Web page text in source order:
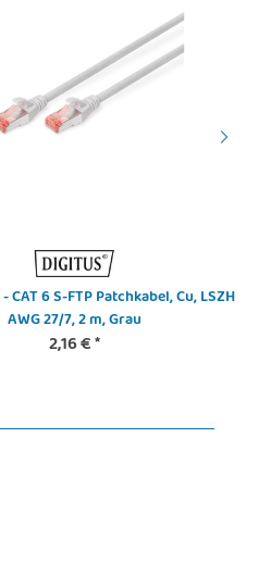
CAT 6 S-FTP Patchkabel, Cu, LSZH
AWG 27/7, 2 m, Grau
2,16 €*
1800 RPM - 17,1 dB - 53,3 cfm
12,12 €*
Alter Preis: 14,69 €